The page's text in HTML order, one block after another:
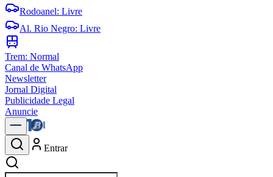
Rodoanel: Livre
Al. Rio Negro: Livre
Trem: Normal
Canal de WhatsApp
Newsletter
Jornal Digital
Publicidade Legal
Anuncie
Entrar